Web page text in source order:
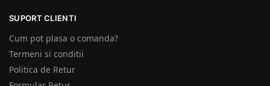
SUPORT CLIENTI
Cum pot plasa o comanda?
Termeni si conditii
Politica de Retur